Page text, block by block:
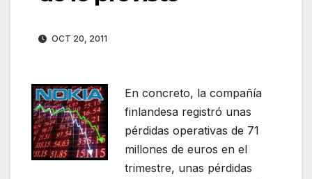
OCT 20, 2011
En concreto, la compañía
finlandesa registró unas
pérdidas operativas de 71
millones de euros en el
trimestre, unas pérdidas